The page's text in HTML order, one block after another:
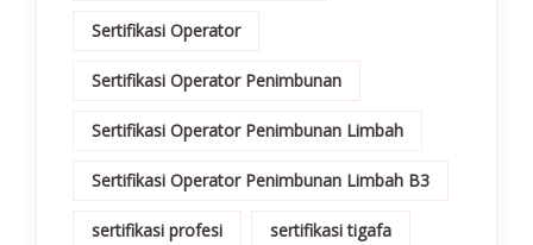
Sertifikasi Operator
Sertifikasi Operator Penimbunan
Sertifikasi Operator Penimbunan Limbah
Sertifikasi Operator Penimbunan Limbah B3
sertifikasi profesi sertifikasi tigafa